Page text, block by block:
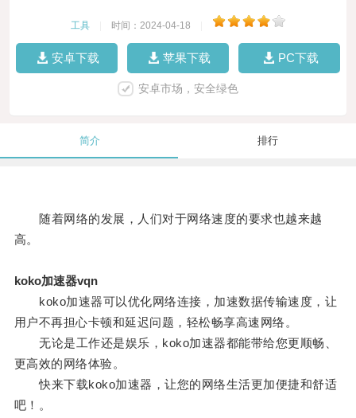
工具 时间：2024-04-18
安卓下载 苹果下载 PC下载
安卓市场，安全绿色
简介 排行
随着网络的发展，人们对于网络速度的要求也越来越
高。
koko加速器vqn
koko加速器可以优化网络连接，加速数据传输速度，让
用户不再担心卡顿和延迟问题，轻松畅享高速网络。
无论是工作还是娱乐，koko加速器都能带给您更顺畅、
更高效的网络体验。
快来下载koko加速器，让您的网络生活更加便捷和舒适
吧！。